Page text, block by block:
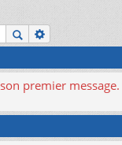
premier